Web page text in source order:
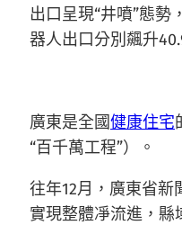
出口呈現“井噴”態
器人出口分別飆升
廣東是全國健康住宅
“百千萬工程”）。
往年12月，廣東省新
實現整體凈流進，縣